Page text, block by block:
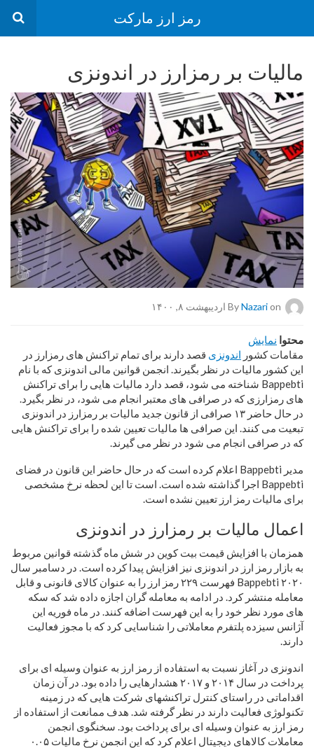
رمز ارز مارکت
مالیات بر رمزارز در اندونزی
ByNazarion اردیبهشت ۸, ۱۴۰۰
محتوا نمایش
مقامات کشور اندونزی قصد دارند برای تمام تراکنش های رمزارز در
این کشور مالیات در نظر بگیرند. انجمن قوانین مالی اندونزی که با نام
Bappebti شناخته می شود، قصد دارد مالیات هایی را برای تراکنش
های رمزارزی که در صرافی های معتبر انجام می شود، در نظر بگیرد.
در حال حاضر ۱۳ صرافی از قانون جدید مالیات بر رمزارز در اندونزی
تبعیت می کنند. این صرافی ها مالیات تعیین شده را برای تراکنش هایی
که در صرافی انجام می شود در نظر می گیرند.
مدیر Bappebti اعلام کرده است که در حال حاضر این قانون در فضای
Bappebti اجرا گذاشته شده است. است تا این لحظه نرخ مشخصی
برای مالیات رمز ارز تعیین نشده است.
اعمال مالیات بر رمزارز در اندونزی
همزمان با افزایش قیمت بیت کوین در شش ماه گذشته قوانین مربوط
به بازار رمز ارز در اندونزی نیز افزایش پیدا کرده است. در دسامبر سال
۲۰۲۰ Bappebti فهرست ۲۲۹ رمز ارز را به عنوان کالای قانونی و قابل
معامله منتشر کرد. در ادامه به معامله گران اجازه داده شد که سکه
های مورد نظر خود را به این فهرست اضافه کنند. در ماه فوریه این
آژانس سیزده پلتفرم معاملاتی را شناسایی کرد که با مجوز فعالیت
دارند.
اندونزی در آغاز نسبت به استفاده از رمز ارز به عنوان وسیله ای برای
پرداخت در سال ۲۰۱۴ و ۲۰۱۷ هشدارهایی را داده بود. در آن زمان
اقداماتی در راستای کنترل تراکنشهای شرکت هایی که در زمینه
تکنولوژی فعالیت دارند در نظر گرفته شد. هدف ممانعت از استفاده از
رمز ارز به عنوان وسیله ای برای پرداخت بود. سخنگوی انجمن
معاملات کالاهای دیجیتال اعلام کرد که این انجمن نرخ مالیات ۰.۰۵